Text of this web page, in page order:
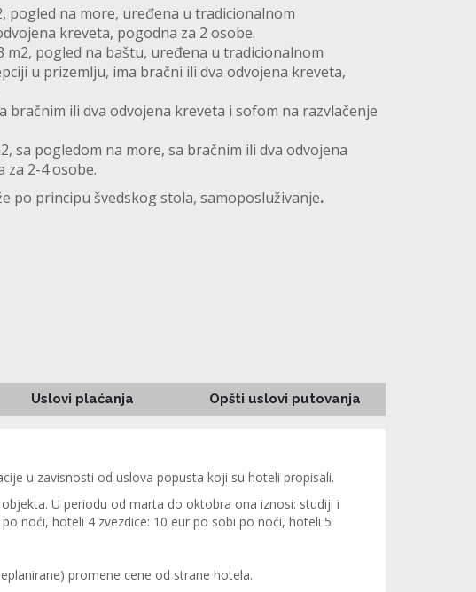
pogled na more, uređena u tradicionalnom
kreveta, pogodna za 2 osobe.
m2, pogled na baštu, uređena u tradicionalnom
u prizemlju, ima bračni ili dva odvojena kreveta,
bračnim ili dva odvojena kreveta i sofom na razvlačenje
sa pogledom na more, sa bračnim ili dva odvojena
za 2-4 osobe.
po principu švedskog stola, samoposluživanje.
Uslovi plaćanja Opšti uslovi putovanja
u zavisnosti od uslova popusta koji su hoteli propisali.
U periodu od marta do oktobra ona iznosi: studiji i
noći, hoteli 4 zvezdice: 10 eur po sobi po noći, hoteli 5
promene cene od strane hotela.